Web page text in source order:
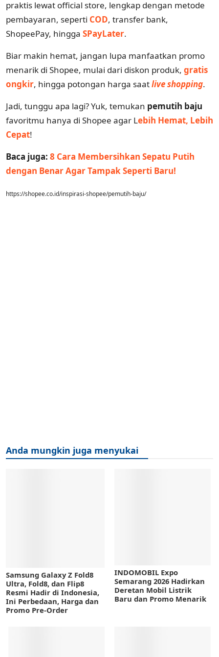
praktis lewat official store, lengkap dengan metode
pembayaran, seperti COD, transfer bank,
ShopeePay, hingga SPayLater.
Biar makin hemat, jangan lupa manfaatkan promo
menarik di Shopee, mulai dari diskon produk, gratis
ongkir, hingga potongan harga saatlive shopping.
Jadi, tunggu apa lagi? Yuk, temukan pemutih baju
favoritmu hanya di Shopee agar Lebih Hemat, Lebih
Cepat!
Baca juga: 8 Cara Membersihkan Sepatu Putih
dengan Benar Agar Tampak Seperti Baru!
https://shopee.co.id/inspirasi-shopee/pemutih-baju/
Anda mungkin juga menyukai
Samsung Galaxy Z Fold8
Ultra, Fold8, dan Flip8
Resmi Hadir di Indonesia,
Ini Perbedaan, Harga dan
Promo Pre-Order
INDOMOBIL Expo
Semarang 2026 Hadirkan
Deretan Mobil Listrik
Baru dan Promo Menarik